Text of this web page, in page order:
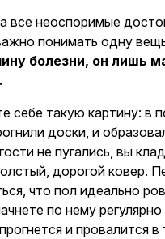
все неоспоримые
понимать одну
болезни, он лишь
себе такую картину: в
доски, и
не пугались, вы
дорогой ковер.
что пол идеально
по нему
и провалится